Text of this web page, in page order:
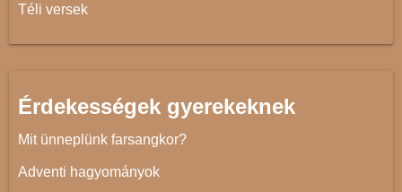
Téli versek
Érdekességek gyerekeknek
Mit ünneplünk farsangkor?
Adventi hagyományok